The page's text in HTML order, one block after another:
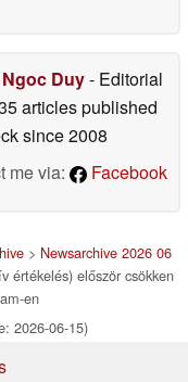
Duy- Editorial
articles published
since 2008
me via:
Facebook
> Newsarchive 2026 06
értékelés) először csökken
en
2026-06-15)